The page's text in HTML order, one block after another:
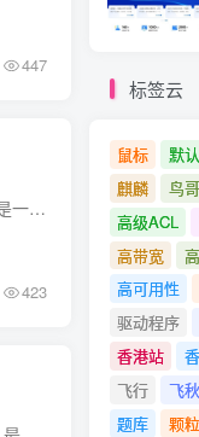
447
最新发布的 Armbian 有助于解决在 Arm 计算机上安装并运行 Linux 发行版的困难 —— 这是一项不小的挑战。 今年 3 月我们 评测的联想 Thinkpad X13S 第一代，是我们评估的首款主流 Arm 驱动笔记...
423
标签云
鼠标 默
麒麟
鸟哥
高级ACL
高带宽
高可用性
驱动程序
香港站
飞行
飞秋
题库
颗粒